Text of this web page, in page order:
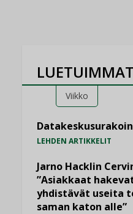
Viikko
LEHDEN ARTIKKELIT
Jarno Hacklin
”Asiakkaat
yhdistävät useita
saman katon alle”